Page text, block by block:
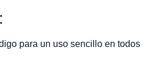
para un uso sencillo en todos